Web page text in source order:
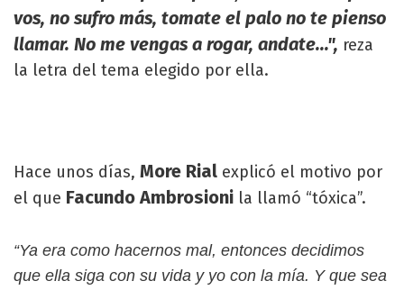
vos, no sufro más, tomate el palo no te pienso
llamar. No me vengas a rogar, andate...", reza
la letra del tema elegido por ella.
Hace unos días, More Rial explicó el motivo por
el que Facundo Ambrosioni la llamó “tóxica”.
“Ya era como hacernos mal, entonces decidimos
que ella siga con su vida y yo con la mía. Y que sea